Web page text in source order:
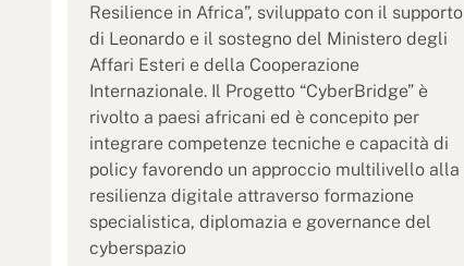
Resilience in Africa”, sviluppato con il supporto
di Leonardo e il sostegno del Ministero degli
Affari Esteri e della Cooperazione
Internazionale. Il Progetto “CyberBridge” è
rivolto a paesi africani ed è concepito per
integrare competenze tecniche e capacità di
policy favorendo un approccio multilivello alla
resilienza digitale attraverso formazione
specialistica, diplomazia e governance del
cyberspazio